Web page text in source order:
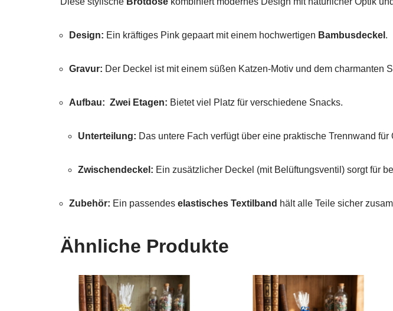
Design: Ein kräftiges Pink gepaart mit einem hochwertigen Bambusdeckel .
Gravur: Der Deckel ist mit einem süßen Katzen-Motiv und dem charmanten
Aufbau: Zwei Etagen: Bietet viel Platz für verschiedene Snacks.
Unterteilung: Das untere Fach verfügt über eine praktische Trennwand für
Zwischendeckel: Ein zusätzlicher Deckel (mit Belüftungsventil) sorgt für
Zubehör: Ein passendes elastisches Textilband hält alle Teile sicher
Ähnliche Produkte